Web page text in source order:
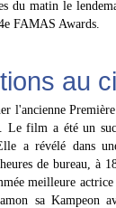
du matin le
FAMAS Awards.
au
l'ancienne
film a été un
a révélé dans
de bureau, à
meilleure
sa Kampeon